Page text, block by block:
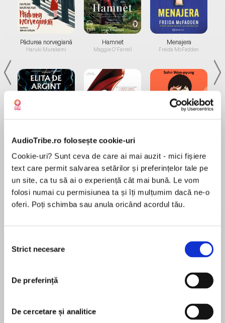
AudioTribe.ro folosește cookie-uri
Cookie-uri? Sunt ceva de care ai mai auzit - mici fișiere
text care permit salvarea setărilor și preferințelor tale pe
un site, ca tu să ai o experiență cât mai bună. Le vom
folosi numai cu permisiunea ta și îți mulțumim dacă ne-o
oferi. Poți schimba sau anula oricând acordul tău.
consimțământului
Strict necesare
De preferință
De cercetare și analitice
Pădurea norvegiană
Haruki Murakami
de...
Dani Francis
Hamnet
Maggie O'Farrell
la...
Lauren Weisberger
Menajera
Freida McFadden
Desprecarte
revizuită pentru vremurile actuale, în care
ideile. Poate mai mult decât în volumele care i-
fundamentale ale gândirii lui Napoleon Hill, o
împletire, printre altele, de știință, psihologie,
MAI MULT
În acest moment nu există recenzii